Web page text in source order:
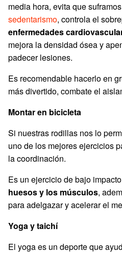
media hora, evita que
sedentarismo, controla el
enfermedades
mejora la densidad ósea y
padecer lesiones.
Es recomendable hacerlo en
más divertido, combate el
Montar en bicicleta
Si nuestras rodillas nos lo
uno de los mejores ejercicios
la coordinación.
Es un ejercicio de bajo
huesos y los músculos,
para adelgazar y acelerar el
Yoga y taichí
El yoga es un deporte que